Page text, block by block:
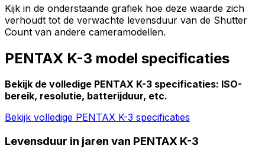
Kijk in de onderstaande grafiek hoe deze waarde zich
verhoudt tot de verwachte levensduur van de Shutter
Count van andere cameramodellen.
PENTAX K-3 model specificaties
Bekijk de volledige PENTAX K-3 specificaties: ISO-
bereik, resolutie, batterijduur, etc.
Bekijk volledige PENTAX K-3 specificaties
Levensduur in jaren van PENTAX K-3